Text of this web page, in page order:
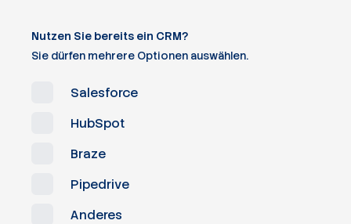
Nutzen Sie bereits ein CRM?
Sie dürfen mehrere Optionen auswählen.
Salesforce
HubSpot
Braze
Pipedrive
Anderes